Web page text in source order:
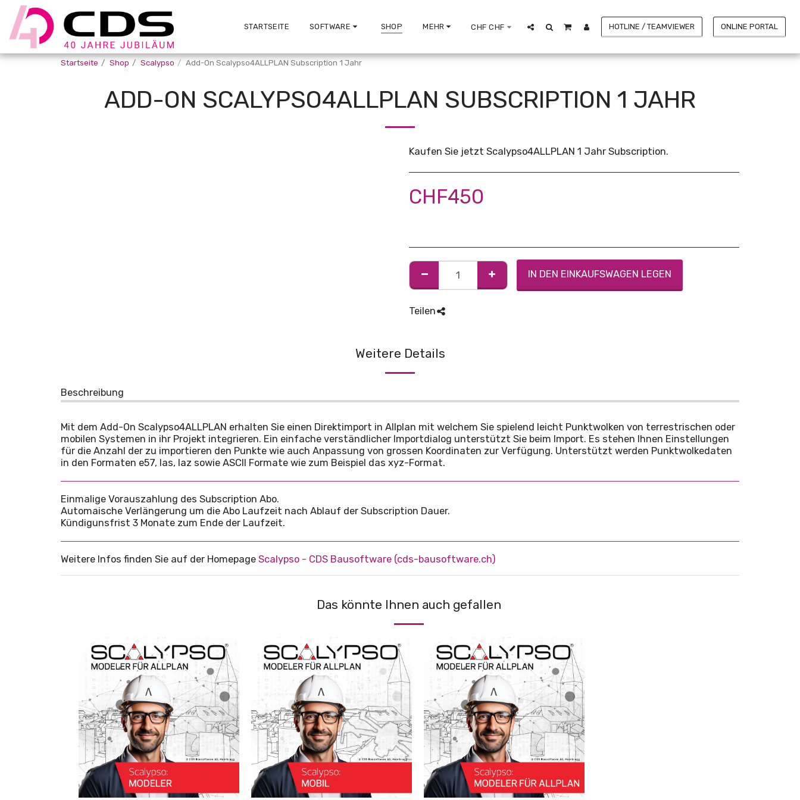
STARTSEITE SOFTWARE SHOP MEHR CHF CHF HOTLINE / TEAMVIEWER ONLINE PORTAL
Startseite Shop Scalypso Add-On Scalypso4ALLPLAN Subscription 1 Jahr
ADD-ON SCALYPSO4ALLPLAN SUBSCRIPTION 1 JAHR
Kaufen Sie jetzt Scalypso4ALLPLAN 1 Jahr Subscription.
CHF450
IN DEN EINKAUFSWAGEN LEGEN
Teilen
Weitere Details
Beschreibung
Mit dem Add-On Scalypso4ALLPLAN erhalten Sie einen Direktimport in Allplan mit welchem Sie spielend leicht Punktwolken von terrestrischen oder
mobilen Systemen in ihr Projekt integrieren. Ein einfache verständlicher Importdialog unterstützt Sie beim Import. Es stehen Ihnen Einstellungen
für die Anzahl der zu importieren den Punkte wie auch Anpassung von grossen Koordinaten zur Verfügung. Unterstützt werden Punktwolkedaten
in den Formaten e57, las, laz sowie ASCII Formate wie zum Beispiel das xyz-Format.
Einmalige Vorauszahlung des Subscription Abo.
Automaische Verlängerung um die Abo Laufzeit nach Ablauf der Subscription Dauer.
Kündigunsfrist 3 Monate zum Ende der Laufzeit.
Weitere Infos finden Sie auf der Homepage Scalypso - CDS Bausoftware (cds-bausoftware.ch)
Das könnte Ihnen auch gefallen